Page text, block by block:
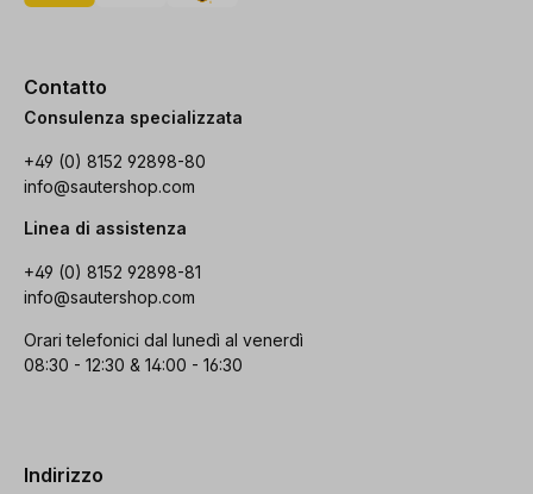
Contatto
Consulenza specializzata
+49 (0) 8152 92898-80
info@sautershop.com
Linea di assistenza
+49 (0) 8152 92898-81
info@sautershop.com
Orari telefonici dal lunedì al venerdì
08:30 - 12:30 & 14:00 - 16:30
Indirizzo